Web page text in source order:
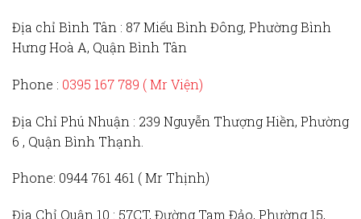
Địa chỉ Bình Tân : 87 Miếu Bình Đông, Phường Bình
Hưng Hoà A, Quận Bình Tân
Phone : 0395 167 789 ( Mr Viện)
Địa Chỉ Phú Nhuận : 239 Nguyễn Thượng Hiền, Phường
6 , Quận Bình Thạnh.
Phone: 0944 761 461 ( Mr Thịnh)
Địa Chỉ Quận 10 : 57CT, Đường Tam Đảo, Phường 15,